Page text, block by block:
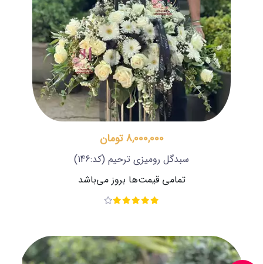
8,000,000 تومان
سبدگل رومیزی ترحیم (کد:146)
تمامی قیمت‌ها بروز می‌باشد